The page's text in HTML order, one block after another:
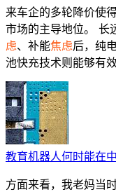
来车企的多轮降价使
市场的主导地位。 长
虑、补能焦虑后，纯
池快充技术则能够有
教育机器人何时能在
方面来看，我老妈当